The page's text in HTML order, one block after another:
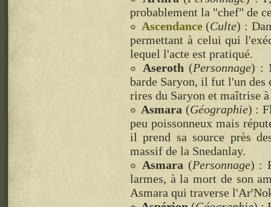
probablement la "chef" de
Ascendance(Culte) :
permettant à celui qui
lequel l'acte est pratiqué.
Aseroth (Personnage) :
barde Saryon, il fut l'un des
rires du Saryon et maîtrise
Asmara (Géographie) :
peu poissonneux mais
il prend sa source près
massif de la Snedanlay.
Asmara (Personnage) :
larmes, à la mort de son
Asmara qui traverse